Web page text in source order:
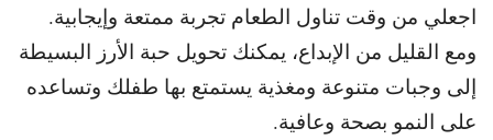
اجعلي من وقت تناول الطعام تجربة ممتعة وإيجابية.
ومع القليل من الإبداع، يمكنك تحويل حبة الأرز البسيطة
إلى وجبات متنوعة ومغذية يستمتع بها طفلك وتساعده
على النمو بصحة وعافية.